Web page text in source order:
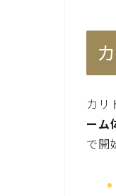
カリ
ーム
で開